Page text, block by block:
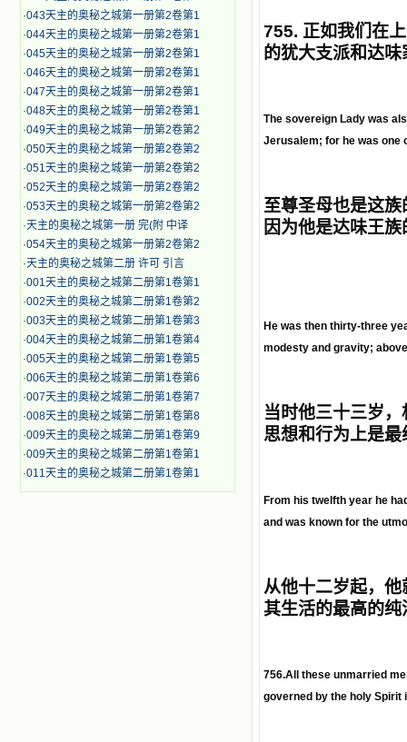
·043天主的奥秘之城第一册第2卷第1
·044天主的奥秘之城第一册第2卷第1
·045天主的奥秘之城第一册第2卷第1
·046天主的奥秘之城第一册第2卷第1
·047天主的奥秘之城第一册第2卷第1
·048天主的奥秘之城第一册第2卷第1
·049天主的奥秘之城第一册第2卷第2
·050天主的奥秘之城第一册第2卷第2
·051天主的奥秘之城第一册第2卷第2
·052天主的奥秘之城第一册第2卷第2
·053天主的奥秘之城第一册第2卷第2
·天主的奥秘之城第一册 完(附 中译
·054天主的奥秘之城第一册第2卷第2
·天主的奥秘之城第二册 许可 引言
·001天主的奥秘之城第二册第1卷第1
·002天主的奥秘之城第二册第1卷第2
·003天主的奥秘之城第二册第1卷第3
·004天主的奥秘之城第二册第1卷第4
·005天主的奥秘之城第二册第1卷第5
·006天主的奥秘之城第二册第1卷第6
·007天主的奥秘之城第二册第1卷第7
·008天主的奥秘之城第二册第1卷第8
·009天主的奥秘之城第二册第1卷第9
·009天主的奥秘之城第二册第1卷第1
·011天主的奥秘之城第二册第1卷第1
755. 正如我们在
的犹大支派和达
The sovereign Lady was
Jerusalem; for he was one
至尊圣母也是这
因为他是达味王
He was then thirty-three
modesty and gravity;
当时他三十三岁
思想和行为上是
From his twelfth year he
and was known for the
从他十二岁起，
其生活的最高的
756.All these unmarried
governed by the holy Spirit